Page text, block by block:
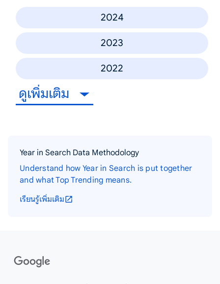
2024
2023
2022
ดูเพิ่มเติม
Year in Search Data Methodology
Understand how Year in Search is put together
and what Top Trending means.
เรียนรู้เพิ่มเติม